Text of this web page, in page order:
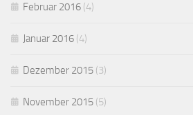
Februar 2016 (4)
Januar 2016 (4)
Dezember 2015 (3)
November 2015 (5)